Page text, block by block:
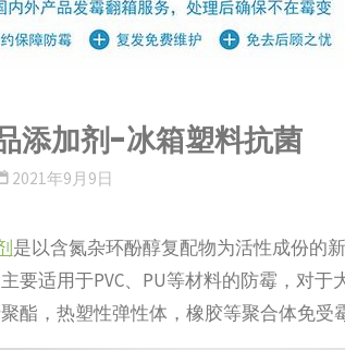
添加剂-冰箱塑料抗菌
2021年9月9日
是以含氮杂环酚醇复配物为活性成份的
要适用于PVC、PU等材料的防霉，对
酯，热塑性弹性体，橡胶等聚合体免受